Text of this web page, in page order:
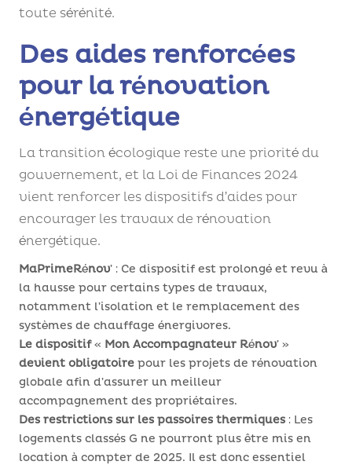
toute sérénité.
Des aides renforcées
pour la rénovation
énergétique
La transition écologique reste une priorité du
gouvernement, et la Loi de Finances 2024
vient renforcer les dispositifs d’aides pour
encourager les travaux de rénovation
énergétique.
MaPrimeRénov’ : Ce dispositif est prolongé et revu à
la hausse pour certains types de travaux,
notamment l’isolation et le remplacement des
systèmes de chauffage énergivores.
Le dispositif « Mon Accompagnateur Rénov’ »
devient obligatoire pour les projets de rénovation
globale afin d’assurer un meilleur
accompagnement des propriétaires.
Des restrictions sur les passoires thermiques : Les
logements classés G ne pourront plus être mis en
location à compter de 2025. Il est donc essentiel